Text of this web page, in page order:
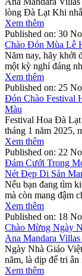
lòng Đà Lạt Khi
Xem thêm
Published on: 30
Chào Đón Mùa Lễ
Năm nay, hãy khởi
một kỳ nghỉ đáng
Xem thêm
Published on: 25
Đón Chào Festival
Màu
Festival Hoa Đà Lạt
tháng 1 năm 2025,
Xem thêm
Published on: 22
Đám Cưới Trong
Nét Đẹp Di Sản
Nếu bạn đang tìm
mà còn mang đậm
Xem thêm
Published on: 18
Chào Mừng Ngày
Ana Mandara
Ngày Nhà Giáo
năm, là dịp để tri
Xem thêm